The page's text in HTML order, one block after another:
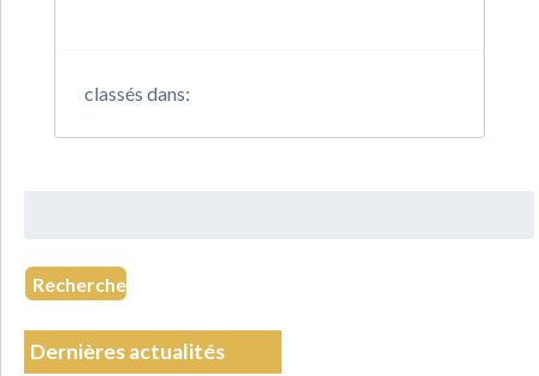
classés dans:
Recherche
Dernières actualités